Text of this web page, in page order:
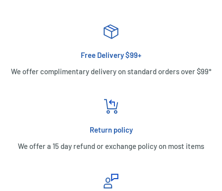
Free Delivery $99+
We offer complimentary delivery on standard orders over $99*
Return policy
We offer a 15 day refund or exchange policy on most items